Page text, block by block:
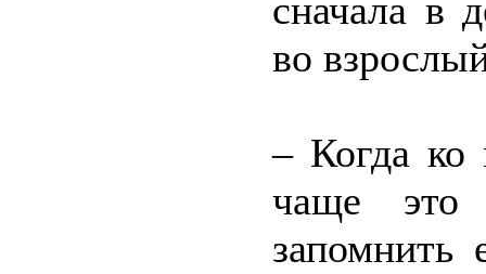
сначала в
во
– Когда ко
чаще это
запомнить